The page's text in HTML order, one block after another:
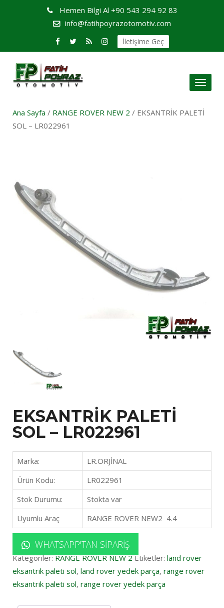
Hemen Bilgi Al +90 543 294 92 83
info@fatihpoyrazotomotiv.com
İletişime Geç
Toggle
Ana Sayfa / RANGE ROVER NEW 2 / EKSANTRİK PALETİ
SOL – LR022961
EKSANTRİK PALETİ
SOL – LR022961
Marka:
LR.ORJİNAL
Ürün Kodu:
LR022961
Stok Durumu:
Stokta var
Uyumlu Araç
RANGE ROVER NEW2 4.4
WHATSAPP'TAN SIPARIŞ
Kategoriler:RANGE ROVER NEW 2 Etiketler: land rover
eksantrik paleti sol, land rover yedek parça, range rover
eksantrik paleti sol, range rover yedek parça